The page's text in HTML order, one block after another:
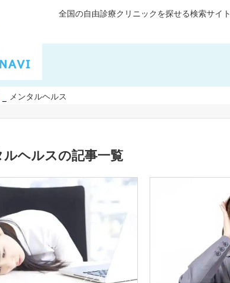
全国の自由診療クリニックを探せる検索サイト
メンタルヘルス
ルヘルスの記事一覧
メンタルヘルス